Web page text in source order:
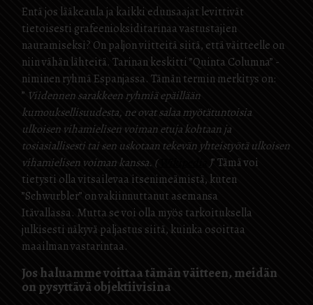
Entä jos lääkeaula ja kaikki edunsaajat levittivät
tietoisesti grafeenioksiditarinaa vastustajien
nauramiseksi? On paljon viitteitä siitä, että väitteelle on
niin vähän lähteitä. Tarinan keskitti ”Quinta Columna” -
niminen ryhmä Espanjassa. Tämän termin merkitys on:
” Viidennen sarakkeen ryhmiä epäillään
kumouksellisuudesta, ne ovat salaa myötätuntoisia
ulkoisen vihamielisen voiman etuja kohtaan ja
tosiasiallisesti tai sen uskotaan tekevän yhteistyötä ulkoisen
vihamielisen voiman kanssa. ( )” Tämä voi
tietysti olla vitsailevaa itsenimeämistä, kuten
”Schwurbler” on vakiinnuttanut asemansa
Itävallassa. Mutta se voi olla myös tarkoituksella
julkisesti näkyvä paljastus siitä, kuinka osoittaa
maailman vastarintaa.
Jos haluamme voittaa tämän väitteen, meidän
on pysyttävä objektiivisina